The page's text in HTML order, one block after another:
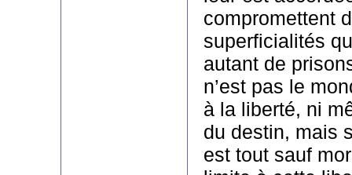
compromettent
superficialités
autant de
n’est pas le
à la liberté, ni
du destin, mais
est tout sauf